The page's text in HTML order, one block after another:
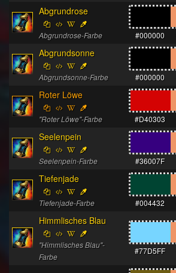
Abgrundrose
Abgrundrose-Farbe
#000000
Abgrundsonne
Abgrundsonne-Farbe
#000000
Roter Löwe
"Roter Löwe"-Farbe
#D40303
Seelenpein
Seelenpein-Farbe
#36007F
Tiefenjade
Tiefenjade-Farbe
#004432
Himmlisches Blau
"Himmlisches Blau"-
Farbe
#77D5FF